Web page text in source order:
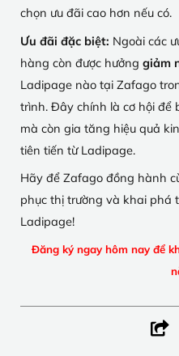
chọn ưu đãi cao hơn nếu có.
Ưu đãi đặc biệt: Ngoài các
hàng còn được hưởng giảm
Ladipage nào tại Zafago
trình. Đây chính là cơ hội để
mà còn gia tăng hiệu quả
tiên tiến từ Ladipage.
Hãy để Zafago đồng hành
phục thị trường và khai phá
Ladipage!
Đăng ký ngay hôm nay để